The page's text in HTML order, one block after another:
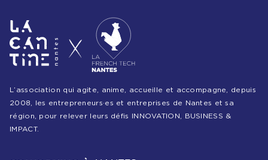
L’association qui agite, anime, accueille et accompagne, depuis
2008, les entrepreneurs·es et entreprises de Nantes et sa
région, pour relever leurs défis INNOVATION, BUSINESS &
IMPACT.